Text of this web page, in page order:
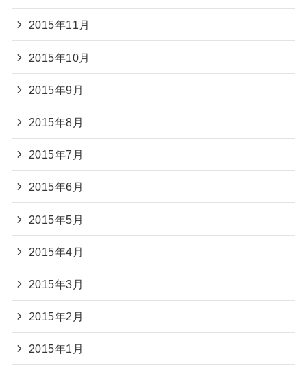
2015年11月
2015年10月
2015年9月
2015年8月
2015年7月
2015年6月
2015年5月
2015年4月
2015年3月
2015年2月
2015年1月